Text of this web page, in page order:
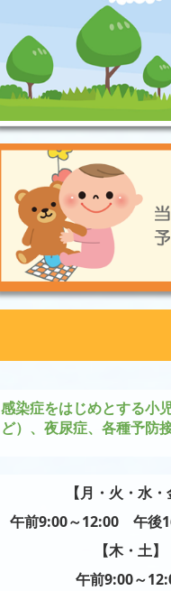
感染症をはじめとする小
ど） 、夜尿症、各種予防
【月・ 火 ・ 水・
午前9:00～12:00午後
【木・ 土】
午前9:00～